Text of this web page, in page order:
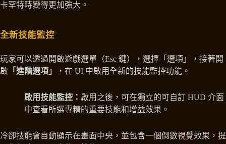
卡罕特時變得更加強大。
全新技能監控
玩家可以透過開啟遊戲選單（Esc 鍵），選擇「選項」，接著開
啟 「進階選項」 ，在 UI 中啟用全新的技能監控功能。
啟用技能監控： 啟用之後，可在獨立的可自訂 HUD 介面
中查看所選專精的重要技能和增益效果。
冷卻技能會自動顯示在畫面中央，並包含一個倒數視覺效果，提